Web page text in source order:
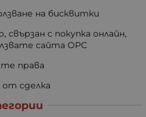
на бисквитки
свързан с покупка онлайн,
сайта ОРС
права
сделка